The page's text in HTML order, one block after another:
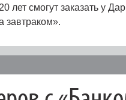
лет смогут заказать у
завтраком».